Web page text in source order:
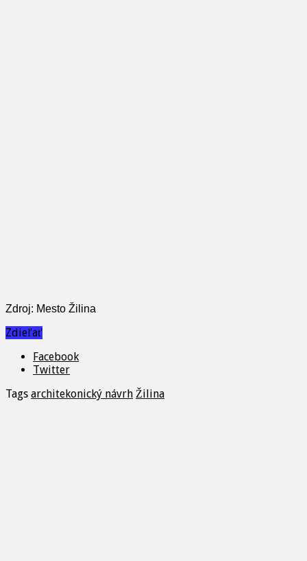
Zdroj: Mesto Žilina
Zdieľať
Facebook
Twitter
Tags architekonický návrh Žilina